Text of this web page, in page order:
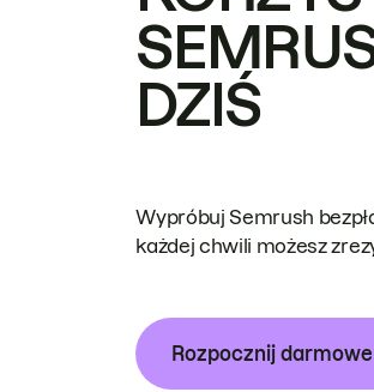
DZIŚ
Wypróbuj Semrush
każdej chwili możesz
Rozpocznij